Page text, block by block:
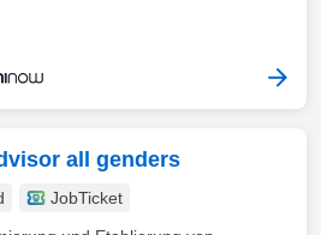
all genders
JobTicket